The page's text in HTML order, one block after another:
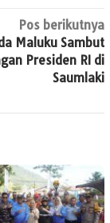
Pos berikutnya
Maluku Sambut
Presiden RI di
Saumlaki